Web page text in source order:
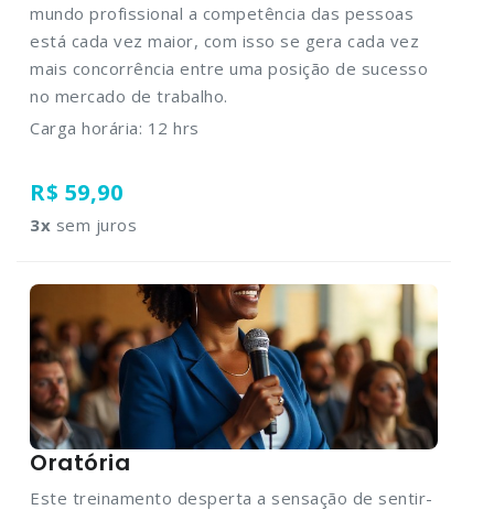
mundo profissional a competência das pessoas
está cada vez maior, com isso se gera cada vez
mais concorrência entre uma posição de sucesso
no mercado de trabalho.
Carga horária: 12 hrs
R$ 59,90
3x sem juros
Oratória
Este treinamento desperta a sensação de sentir-